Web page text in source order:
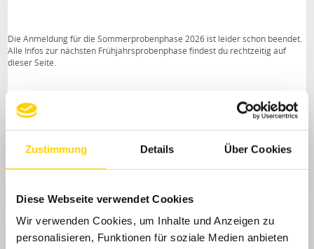
Zustimmung Details Über Cookies
Diese Webseite verwendet Cookies
Wir verwenden Cookies, um Inhalte und Anzeigen zu
personalisieren, Funktionen für soziale Medien anbieten
Die Anmeldung für die Sommerprobenphase 2026 ist leider schon beendet.
Alle Infos zur nächsten Frühjahrsprobenphase findest du rechtzeitig auf
dieser Seite.
Preisträger beim Internationalen Jugend-
Internationalen Händel-Jugendwettbewerb in Karlsruhe: